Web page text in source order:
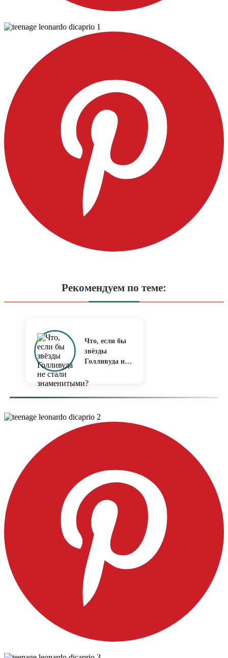
Рекомендуем по теме:
Что, если бы
звёзды
Голливуда не
знаменитыми?